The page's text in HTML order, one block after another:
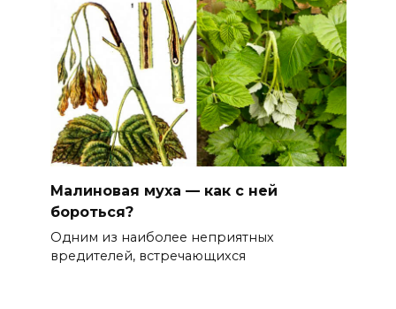
Малиновая муха — как с ней
бороться?
Одним из наиболее неприятных
вредителей, встречающихся